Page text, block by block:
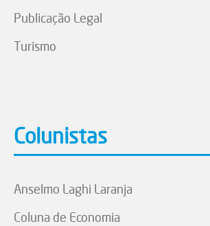
Publicação Legal
Turismo
Colunistas
Anselmo Laghi Laranja
Coluna de Economia